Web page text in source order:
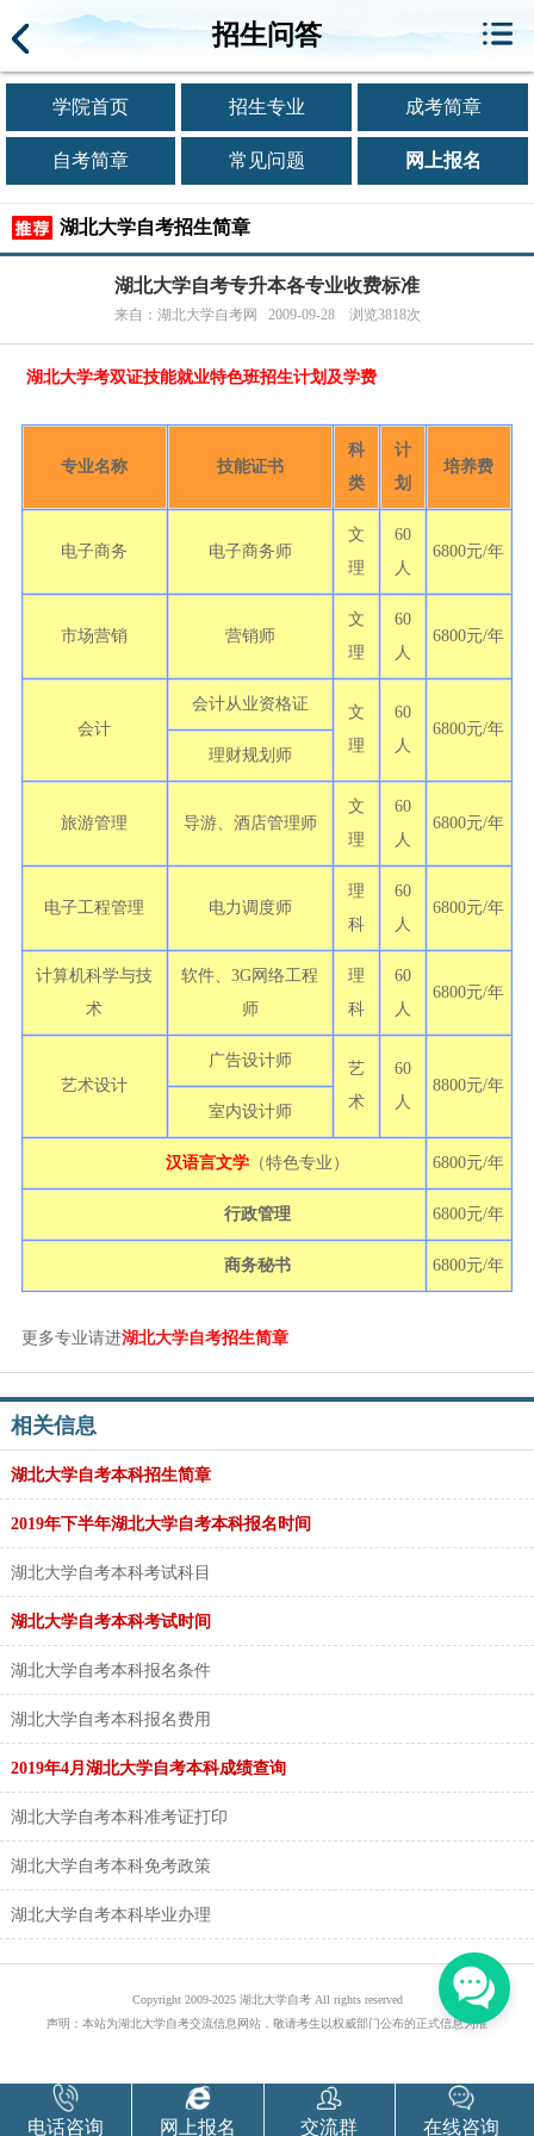
招生问答
学院首页 招生专业 成考简章
自考简章 常见问题 网上报名
湖北大学自考招生简章
湖北大学自考专升本各专业收费标准
来自：湖北大学自考网 2009-09-28 浏览3818次
湖北大学考双证技能就业特色班招生计划及学费
专业名称 技能证书
科
类
计
划
培养费
电子商务 电子商务师
文
理
60
人
6800元/年
市场营销 营销师
文
理
60
人
6800元/年
会计
会计从业资格证
文
理
60
人
6800元/年
理财规划师
旅游管理 导游、酒店管理师
文
理
60
人
6800元/年
电子工程管理 电力调度师
理
科
60
人
6800元/年
计算机科学与技
术
软件、3G网络工程
师
理
科
60
人
6800元/年
艺术设计
广告设计师
艺
术
60
人
8800元/年
室内设计师
汉语言文学（特色专业） 6800元/年
行政管理 6800元/年
商务秘书 6800元/年
更多专业请进湖北大学自考招生简章
相关信息
湖北大学自考本科招生简章
2019年下半年湖北大学自考本科报名时间
湖北大学自考本科考试科目
湖北大学自考本科考试时间
湖北大学自考本科报名条件
湖北大学自考本科报名费用
2019年4月湖北大学自考本科成绩查询
湖北大学自考本科准考证打印
湖北大学自考本科免考政策
湖北大学自考本科毕业办理
Copyright 2009-2025 湖北大学自考 All rights reserved
声明：本站为湖北大学自考交流信息网站，敬请考生以权威部门公布的正式信息为准
电话咨询 网上报名 交流群 在线咨询